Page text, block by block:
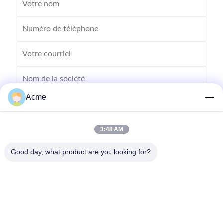
Acme
3:48 AM
Good day, what product are you looking for?